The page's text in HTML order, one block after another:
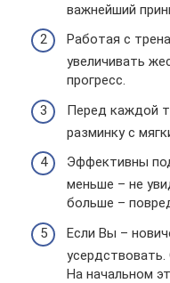
важнейший
Работая с
увеличивать
прогресс.
Перед каждой
разминку с
Эффективны
меньше – не
больше –
Если Вы –
На начальном